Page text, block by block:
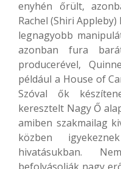
enyhén őrült,
Rachel (Shiri
legnagyobb
azonban fura
producerével,
például a House of
Szóval ők
keresztelt Nagy Ő
amiben szakmailag
közben
hivatásukban.